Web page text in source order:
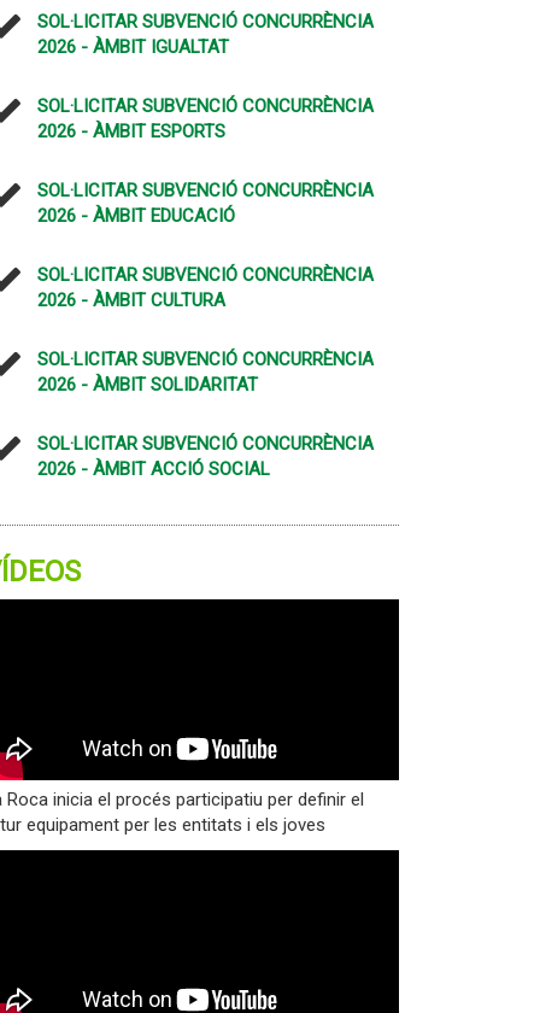
SOL·LICITAR SUBVENCIÓ CONCURRÈNCIA
2026 - ÀMBIT IGUALTAT
SOL·LICITAR SUBVENCIÓ CONCURRÈNCIA
2026 - ÀMBIT ESPORTS
SOL·LICITAR SUBVENCIÓ CONCURRÈNCIA
2026 - ÀMBIT EDUCACIÓ
SOL·LICITAR SUBVENCIÓ CONCURRÈNCIA
2026 - ÀMBIT CULTURA
SOL·LICITAR SUBVENCIÓ CONCURRÈNCIA
2026 - ÀMBIT SOLIDARITAT
SOL·LICITAR SUBVENCIÓ CONCURRÈNCIA
2026 - ÀMBIT ACCIÓ SOCIAL
Roca inicia el procés participatiu per definir el
equipament per les entitats i els joves